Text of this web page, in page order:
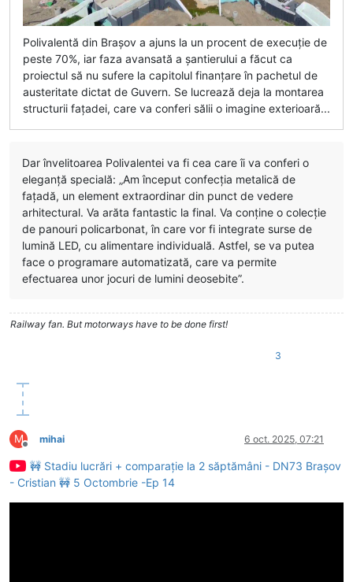
Polivalentă din Brașov a ajuns la un procent de execuție de
peste 70%, iar faza avansată a șantierului a făcut ca
proiectul să nu sufere la capitolul finanțare în pachetul de
austeritate dictat de Guvern. Se lucrează deja la montarea
structurii fațadei, care va conferi sălii o imagine exterioară...
Dar învelitoarea Polivalentei va fi cea care îi va conferi o
eleganță specială: „Am început confecția metalică de
fațadă, un element extraordinar din punct de vedere
arhitectural. Va arăta fantastic la final. Va conține o colecție
de panouri policarbonat, în care vor fi integrate surse de
lumină LED, cu alimentare individuală. Astfel, se va putea
face o programare automatizată, care va permite
efectuarea unor jocuri de lumini deosebite”.
Railway fan. But motorways have to be done first!
3
M
Deconectat
mihai 6 oct. 2025, 07:21
🚧 Stadiu lucrări + comparație la 2 săptămâni - DN73 Brașov
- Cristian 🚧 5 Octombrie -Ep 14